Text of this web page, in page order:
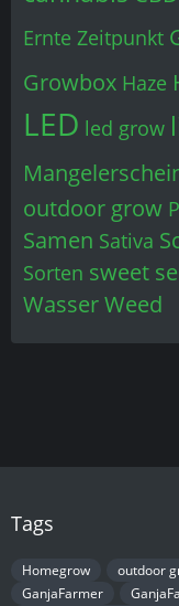
Ernte Zeitpunkt
Growbox Haze
LED led grow
outdoor grow
Samen Sativa
Sorten sweet
WasserWeed
Tags
Homegrow outdoor
GanjaFarmer